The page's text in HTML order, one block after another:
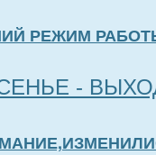
РЕЖИМ
-